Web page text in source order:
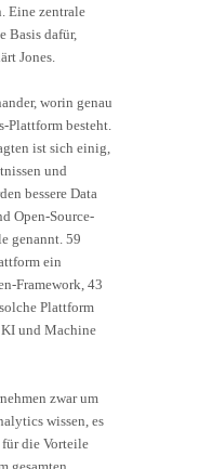
Eine zentrale
Basis dafür,
Jones.
worin genau
Plattform besteht.
ist sich einig,
und
bessere Data
Open-Source-
genannt. 59
ein
Framework, 43
Plattform
und Machine
zwar um
wissen, es
die Vorteile